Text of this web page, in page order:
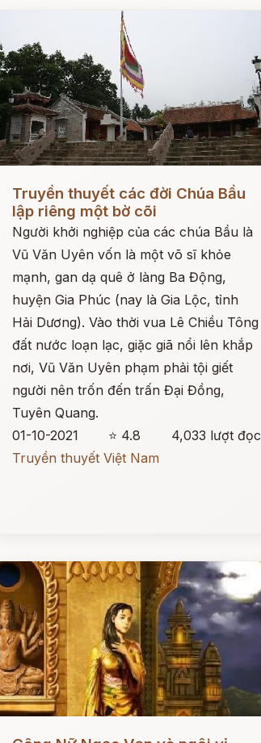
Đọc ngay
Truyền thuyết các đời Chúa Bầu
lập riêng một bờ cõi
Người khởi nghiệp của các chúa Bầu là
Vũ Văn Uyên vốn là một võ sĩ khỏe
mạnh, gan dạ quê ở làng Ba Động,
huyện Gia Phúc (nay là Gia Lộc, tỉnh
Hải Dương). Vào thời vua Lê Chiều Tông
đất nước loạn lạc, giặc giã nổi lên khắp
nơi, Vũ Văn Uyên phạm phải tội giết
người nên trốn đến trấn Đại Đồng,
Tuyên Quang.
01-10-2021
⭐ 4.8
4,033 lượt đọc
Truyền thuyết Việt Nam